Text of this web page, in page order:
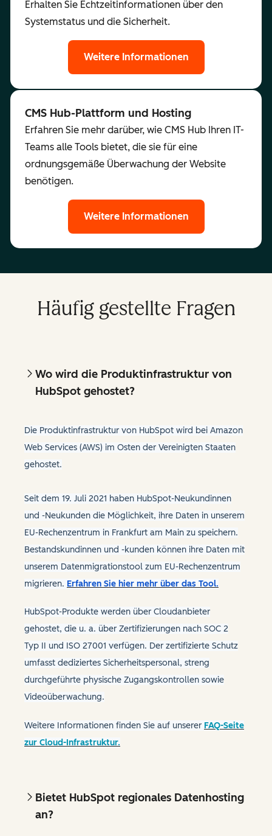
Erhalten Sie Echtzeitinformationen über den
Systemstatus und die Sicherheit.
Weitere Informationen
CMS Hub-Plattform und Hosting
Erfahren Sie mehr darüber, wie CMS Hub Ihren IT-
Teams alle Tools bietet, die sie für eine
ordnungsgemäße Überwachung der Website
benötigen.
Weitere Informationen
Häufig gestellte Fragen
Wo wird die Produktinfrastruktur von
HubSpot gehostet?
Die Produktinfrastruktur von HubSpot wird bei Amazon
Web Services (AWS) im Osten der Vereinigten Staaten
gehostet.
Seit dem 19. Juli 2021 haben HubSpot-Neukundinnen
und -Neukunden die Möglichkeit, ihre Daten in unserem
EU-Rechenzentrum in Frankfurt am Main zu speichern.
Bestandskundinnen und -kunden können ihre Daten mit
unserem Datenmigrationstool zum EU-Rechenzentrum
migrieren. Erfahren Sie hier mehr über das Tool.
HubSpot-Produkte werden über Cloudanbieter
gehostet, die u. a. über Zertifizierungen nach SOC 2
Typ II und ISO 27001 verfügen. Der zertifizierte Schutz
umfasst dediziertes Sicherheitspersonal, streng
durchgeführte physische Zugangskontrollen sowie
Videoüberwachung.
Weitere Informationen finden Sie auf unserer FAQ-Seite
zur Cloud-Infrastruktur.
Bietet HubSpot regionales Datenhosting
an?